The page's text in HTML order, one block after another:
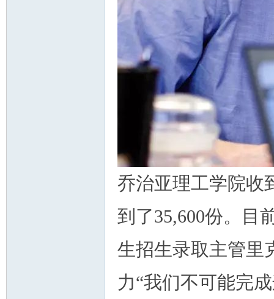
乔治亚理工学院收
到了35,600份。目
生招生录取主管里
力“我们不可能完